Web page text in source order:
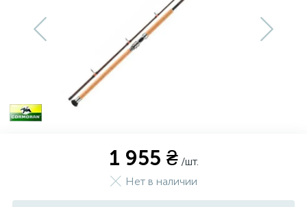
1 955 ₴ /шт.
Нет в наличии